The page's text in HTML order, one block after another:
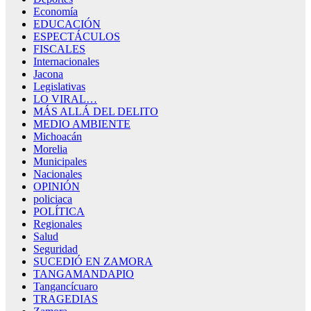
Economía
EDUCACIÓN
ESPECTÁCULOS
FISCALES
Internacionales
Jacona
Legislativas
LO VIRAL…
MÁS ALLÁ DEL DELITO
MEDIO AMBIENTE
Michoacán
Morelia
Municipales
Nacionales
OPINIÓN
policiaca
POLÍTICA
Regionales
Salud
Seguridad
SUCEDIÓ EN ZAMORA
TANGAMANDAPIO
Tangancícuaro
TRAGEDIAS